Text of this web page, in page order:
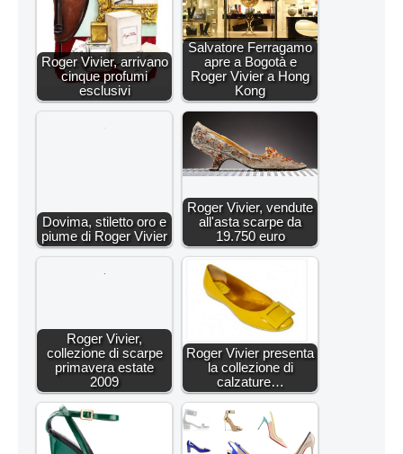
Roger Vivier, arrivano
cinque profumi
esclusivi
Salvatore Ferragamo
apre a Bogotà e
Roger Vivier a Hong
Kong
Dovima, stiletto oro e
piume di Roger Vivier
Roger Vivier, vendute
all'asta scarpe da
19.750 euro
Roger Vivier,
collezione di scarpe
primavera estate
2009
Roger Vivier presenta
la collezione di
calzature…